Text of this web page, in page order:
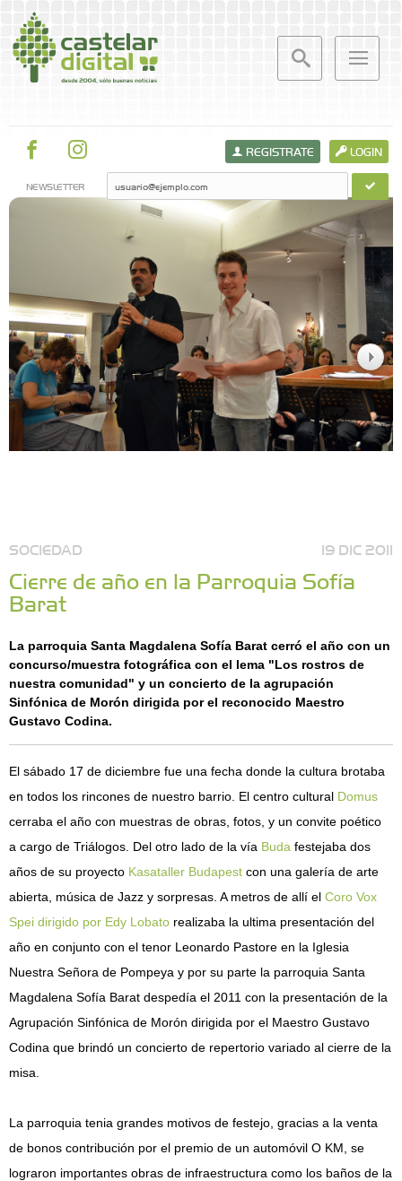
LOGIN
REGISTRATE
NEWSLETTER
SOCIEDAD 19 DIC 2011
Cierre de año en la Parroquia Sofía
Barat
La parroquia Santa Magdalena Sofía Barat cerró el año con un
concurso/muestra fotográfica con el lema "Los rostros de
nuestra comunidad" y un concierto de la agrupación
Sinfónica de Morón dirigida por el reconocido Maestro
Gustavo Codina.
El sábado 17 de diciembre fue una fecha donde la cultura brotaba
en todos los rincones de nuestro barrio. El centro cultural Domus
cerraba el año con muestras de obras, fotos, y un convite poético
a cargo de Triálogos. Del otro lado de la vía Buda festejaba dos
años de su proyecto Kasataller Budapest con una galería de arte
abierta, música de Jazz y sorpresas. A metros de allí el Coro Vox
Spei dirigido por Edy Lobato realizaba la ultima presentación del
año en conjunto con el tenor Leonardo Pastore en la Iglesia
Nuestra Señora de Pompeya y por su parte la parroquia Santa
Magdalena Sofía Barat despedía el 2011 con la presentación de la
Agrupación Sinfónica de Morón dirigida por el Maestro Gustavo
Codina que brindó un concierto de repertorio variado al cierre de la
misa.
La parroquia tenia grandes motivos de festejo, gracias a la venta
de bonos contribución por el premio de un automóvil O KM, se
lograron importantes obras de infraestructura como los baños de la